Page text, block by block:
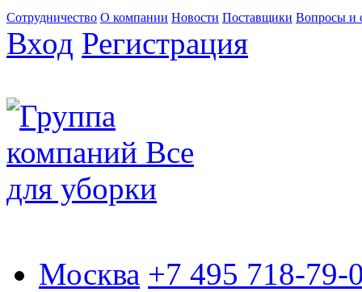
Сотрудничество О компании Новости Поставщики Вопросы и
Вход Регистрация
Москва +7 495 718-79-